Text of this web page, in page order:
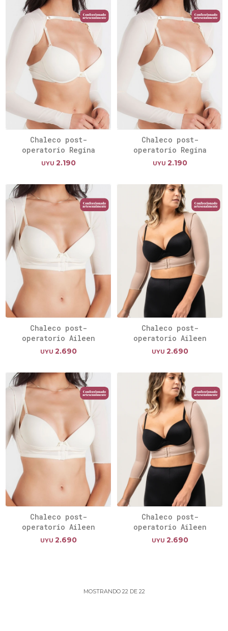
Chaleco post-
operatorio Regina
UYU 2.190
Chaleco post-
operatorio Regina
UYU 2.190
Chaleco post-
operatorio Aileen
UYU 2.690
Chaleco post-
operatorio Aileen
UYU 2.690
Chaleco post-
operatorio Aileen
UYU 2.690
Chaleco post-
operatorio Aileen
UYU 2.690
MOSTRANDO 22DE 22